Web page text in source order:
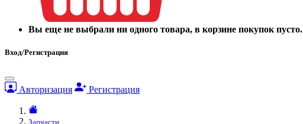
Вы еще не выбрали ни одного товара, в корзине покупок пусто.
Вход/Регистрация
Авторизация Регистрация
Запчасти